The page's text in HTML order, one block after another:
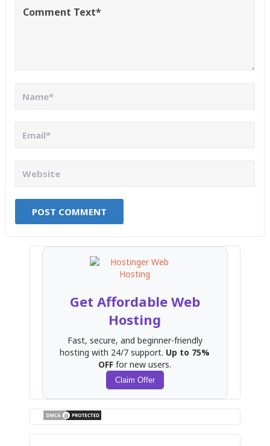
Get Affordable Web
Hosting
Fast, secure, and beginner-friendly
hosting with 24/7 support. Up to 75%
OFF for new users.
Claim Offer